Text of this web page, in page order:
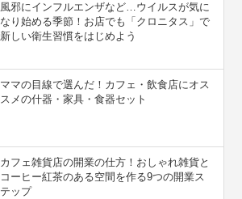
風邪にインフルエンザなど…ウイルスが気に
なり始める季節！お店でも「クロニタス」で
新しい衛生習慣をはじめよう
ママの目線で選んだ！カフェ・飲食店にオス
スメの什器・家具・食器セット
カフェ雑貨店の開業の仕方！おしゃれ雑貨と
コーヒー紅茶のある空間を作る9つの開業ス
テップ